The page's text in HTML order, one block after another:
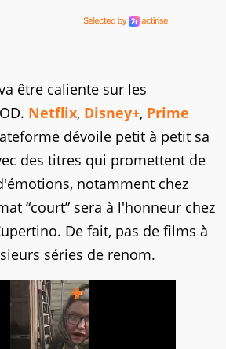
être caliente sur les
Netflix, Disney+, Prime
dévoile petit à petit sa
des titres qui promettent de
notamment chez
“court” sera à l'honneur chez
De fait, pas de films à
séries de renom.